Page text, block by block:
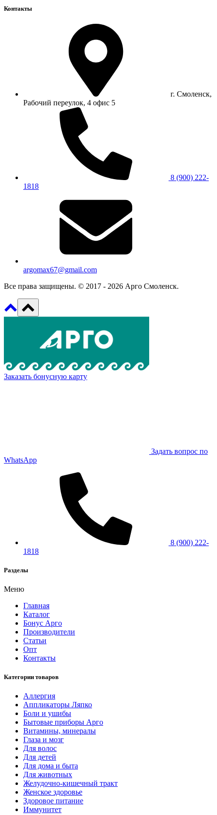
Контакты
г. Смоленск,
Рабочий переулок, 4 офис 5
8 (900) 222-
1818
argomax67@gmail.com
Все права защищены. © 2017 - 2026 Арго Смоленск.
Заказать бонусную карту
Задать вопрос по
WhatsApp
8 (900) 222-
1818
Разделы
Меню
Главная
Каталог
Бонус Арго
Производители
Статьи
Опт
Контакты
Категории товаров
Аллергия
Аппликаторы Ляпко
Боли и ушибы
Бытовые приборы Арго
Витамины, минералы
Глаза и мозг
Для волос
Для детей
Для дома и быта
Для животных
Желудочно-кишечный тракт
Женское здоровье
Здоровое питание
Иммунитет